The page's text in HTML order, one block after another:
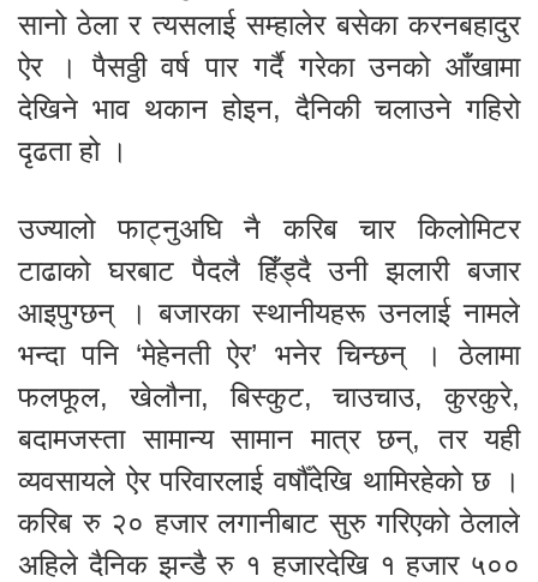
सानो ठेला र त्यसलाई सम्हालेर बसेका करनबहादुर
ऐर । पैसठ्ठी वर्ष पार गर्दै गरेका उनको आँखामा
देखिने भाव थकान होइन, दैनिकी चलाउने गहिरो
दृढता हो ।
उज्यालो फाट्नुअघि नै करिब चार किलोमिटर
टाढाको घरबाट पैदलै हिँड्दै उनी झलारी बजार
आइपुग्छन् । बजारका स्थानीयहरू उनलाई नामले
भन्दा पनि ‘मेहेनती ऐर’ भनेर चिन्छन् । ठेलामा
फलफूल, खेलौना, बिस्कुट, चाउचाउ, कुरकुरे,
बदामजस्ता सामान्य सामान मात्र छन्, तर यही
व्यवसायले ऐर परिवारलाई वर्षौँदेखि थामिरहेको छ ।
करिब रु २० हजार लगानीबाट सुरु गरिएको ठेलाले
अहिले दैनिक झन्डै रु १ हजारदेखि १ हजार ५००